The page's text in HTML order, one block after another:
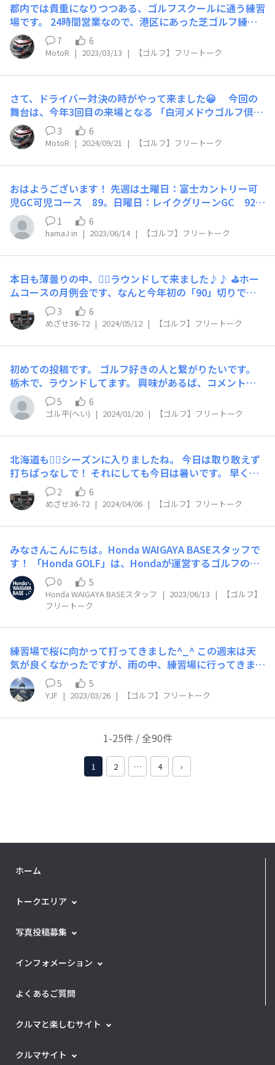
がゴルフを始めた切っ掛けは 営業職、年齢の離れた取引
先担当者とのコミュニケーション・ツールとして… ただ
彼はゴルフを始めるに当たり、1年間ゴルフスクールに通
いました。 妻（こちらもスクール上がり）と一緒で綺麗
引先のコンペだったようですが、初ラウンドスコアーは1
05 ぜんぜん満足していない様で、次の日直ぐに練習場に
行っていました。 （彼的には、TVゲームならアンダーパ
ーでまわるから？） それから3か月後の、ゴルフ人生2回
目のスコアーは早くも100切り…😲 さて、今回の対決結
果ですが…家族内機密にしておきます😎
都内では貴重になりつつある、ゴルフスクールに通う練習
場です。 24時間営業なので、港区にあった芝ゴルフ練習
場が閉鎖された今は 深夜は芸能人ご用達！（レーサーさ
ん達も良く来てます） 駐車場は超高級車ばかりなので、
練習の合間に目の保養をしています。 そんな事より、コ
ーチに促され自己流スイング大改造中！ 奥のフェンスに
が一番、問題なのですが…。
🧿
7 6
MotoR | 2023/03/13 | 【ゴルフ】フリートーク
さて、ドライバー対決の時がやって来ました😀 今回の
舞台は、今年3回目の来場となる 「白河メドウゴルフ倶楽
部」 https://www.meadow-golf.com/ 標高960mにあ
る“天空のゴルフリゾート”が謳い文句 この日は、台風
🌀10号の進路を睨みながらでしたが 8月最終週なのに、気
温は25℃ 言い訳なしでの、ドライバー対決となりました
3 6
MotoR | 2024/09/21 | 【ゴルフ】フリートーク
おはようございます！ 先週は土曜日：富士カントリー可
児GC可児コース 89。日曜日：レイクグリーンGC 92。
当初雨予報だったのですが、２日間ともカンカンの晴天で
真っ黒です^^;。 天気のいい日に芝生の上でＧＯＬＦ！最
高っすね！ これからはもう短パンですね^^
1 6
hamaJ in | 2023/06/14 | 【ゴルフ】フリートーク
本日も薄曇りの中、🏌️‍♂️ラウンドして来ました♪♪ ⛳️ホー
ムコースの月例会です、なんと今年初の「90」切りです
😄ゾロ目👀では有りませんが44.43の87です！言う事無
し！
3 6
めざせ36-72 | 2024/05/12 | 【ゴルフ】フリートーク
初めての投稿です。 ゴルフ好きの人と繋がりたいです。
栃木で、ラウンドしてます。 興味があるば、コメントく
ださいね。5 6
ゴル平(へい) | 2024/01/20 | 【ゴルフ】フリートーク
北海道も🏌️‍♂️シーズンに入りましたね。 今日は取り敢えず
打ちぱっなしで！ それにしても今日は暑いです。 早くラ
ウンド⛳️したい❣️
2 6
めざせ36-72 | 2024/04/06 | 【ゴルフ】フリートーク
みなさんこんにちは。Honda WAIGAYA BASEスタッフで
す！ 「Honda GOLF」は、Hondaが運営するゴルフの情
報サイト。 プロゴルファーが解説するレッスン動画やス
コアアップにつながるゴルフ理論など、ゴルフ上達に役立
つ情報を多数掲載中！ワンランク上を目指すゴルファーを
によるオンラインレッスン動画をご紹介！ ・三觜喜一プ
ロがゴルファーの悩みを解決！ミスショットがなくなる脳
内革命レッスン https://www.honda.co.jp/golf/lesson/
brain-revolution/ ・星野英正プロの基本強化レッスン
「新しく」かつ「普遍的な」基本でゴルフを強化！ http
s://www.honda.co.jp/golf/lesson/strengthen/ ・三觜
のプロたちによるオンライン・オフライン講座を開催して
いる「Honda ASOBI BASE」では『【ゴルフ相談会】コ
0 5
Honda WAIGAYA BASEスタッフ | 2023/06/13 |
【ゴルフ】
フリートーク
練習場で桜に向かって打ってきました^_^ この週末は天
気が良くなかったですが、雨の中、練習場に行ってきまし
た。 この練習場では、山に向かって打つ感じで、ポール
を打つ先には、桜の木もあり、五分咲きくらいでしたが、
気分はよかったです。 みなさんが行く練習場は、どんな
特徴ありますか？
5 5
YJF | 2023/03/26 | 【ゴルフ】フリートーク
1-25件 / 全90件
1 2 … 4 ›
ホーム
トークエリア
写真投稿募集
インフォメーション
よくあるご質問
クルマと楽しむサイト
クルマサイト